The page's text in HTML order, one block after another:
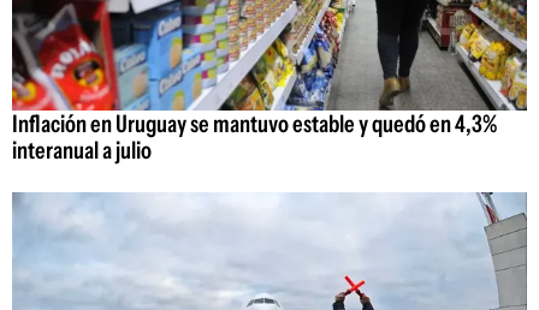
Inflación en Uruguay se mantuvo estable y quedó en 4,3%
interanual a julio